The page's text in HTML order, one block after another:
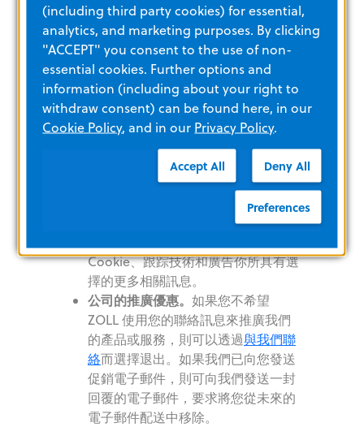
是為您是合同當事方或簽訂合同之前
按請求採取措施的必要條件。
如果您對我們收集和使用您的個人訊息的
法律依據有疑慮或需要更多訊息，請與我
們聯絡。
關於我們如何使用與揭露您的訊息的選擇
我們致力於提供您有關您提供給我們的個
人訊息的選擇，包括：
Cookies、跟踪技術和廣告。請查閲
Cookie、跟踪技術和廣告你所具有選
擇的更多相關訊息。
公司的推廣優惠。 如果您不希望
ZOLL 使用您的聯絡訊息來推廣我們
的產品或服務，則可以透過與我們聯
絡而選擇退出。如果我們已向您發送
促銷電子郵件，則可向我們發送一封
回覆的電子郵件，要求將您從未來的
電子郵件配送中移除。
(including third party cookies) for essential,
analytics, and marketing purposes. By clicking
"ACCEPT" you consent to the use of non-
essential cookies. Further options and
information (including about your right to
withdraw consent) can be found here, in our
Cookie Policy, and in our Privacy Policy.
Accept All Deny All
Preferences